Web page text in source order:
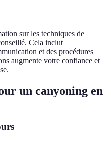
sur les techniques de
Cela inclut
et des procédures
augmente votre confiance et
un canyoning en